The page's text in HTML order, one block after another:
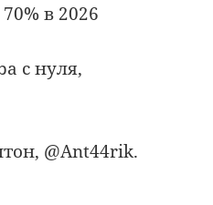
в 2026
с нуля,
@Ant44rik.